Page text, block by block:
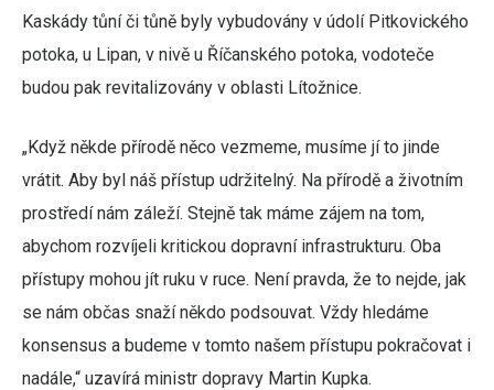
Kaskády tůní či tůně byly vybudovány v údolí Pitkovického
potoka, u Lipan, v nivě u Říčanského potoka, vodoteče
budou pak revitalizovány v oblasti Lítožnice.
„Když někde přírodě něco vezmeme, musíme jí to jinde
vrátit. Aby byl náš přístup udržitelný. Na přírodě a životním
prostředí nám záleží. Stejně tak máme zájem na tom,
abychom rozvíjeli kritickou dopravní infrastrukturu. Oba
přístupy mohou jít ruku v ruce. Není pravda, že to nejde, jak
se nám občas snaží někdo podsouvat. Vždy hledáme
konsensus a budeme v tomto našem přístupu pokračovat i
nadále,“ uzavírá ministr dopravy Martin Kupka.